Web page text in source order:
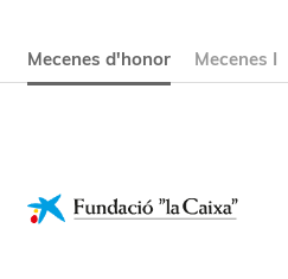
Mecenes d'honor Mecenes I